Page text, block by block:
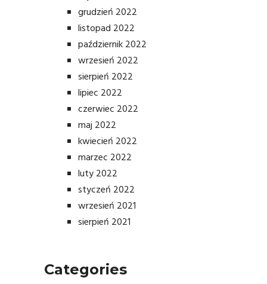
grudzień 2022
listopad 2022
październik 2022
wrzesień 2022
sierpień 2022
lipiec 2022
czerwiec 2022
maj 2022
kwiecień 2022
marzec 2022
luty 2022
styczeń 2022
wrzesień 2021
sierpień 2021
Categories